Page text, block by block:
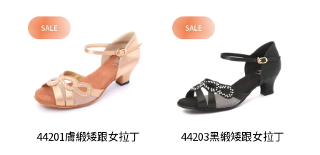
44201膚緞矮跟女拉丁
44203黑緞矮跟女拉丁